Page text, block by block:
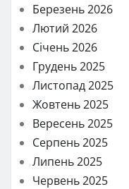
Березень 2026
Лютий 2026
Січень 2026
Грудень 2025
Листопад 2025
Жовтень 2025
Вересень 2025
Серпень 2025
Липень 2025
Червень 2025